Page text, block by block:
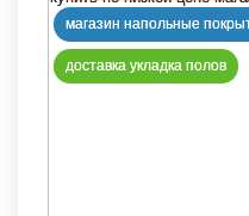
магазин напольные
доставка укладка полов